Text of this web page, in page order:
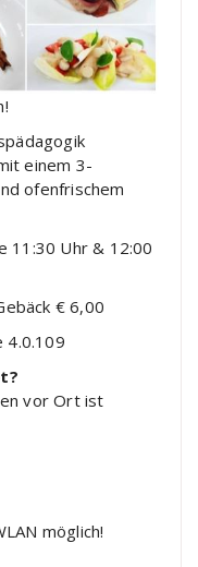
einem 3-
ofenfrischem
11:30 Uhr & 12:00
€ 6,00
4.0.109
vor Ort ist
möglich!